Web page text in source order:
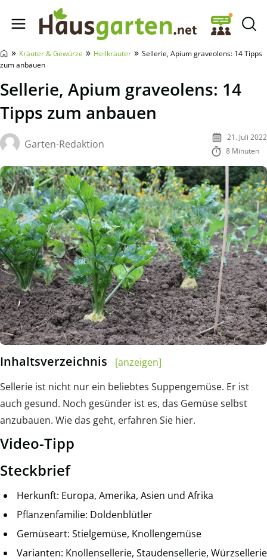
Hausgarten.net
» Kräuter & Gewürze » Heilkräuter » Sellerie, Apium graveolens: 14 Tipps
zum anbauen
Sellerie, Apium graveolens: 14
Tipps zum anbauen
Garten-Redaktion
21. Juli 2022
8 Minuten
Inhaltsverzeichnis
[anzeigen]
Sellerie ist nicht nur ein beliebtes Suppengemüse. Er ist
auch gesund. Noch gesünder ist es, das Gemüse selbst
anzubauen. Wie das geht, erfahren Sie hier.
Video-Tipp
Steckbrief
Herkunft: Europa, Amerika, Asien und Afrika
Pflanzenfamilie: Doldenblütler
Gemüseart: Stielgemüse, Knollengemüse
Varianten: Knollensellerie, Staudensellerie, Würzsellerie